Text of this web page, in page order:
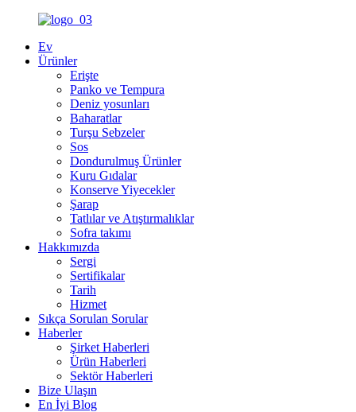
Ev
Ürünler
Erişte
Panko ve Tempura
Deniz yosunları
Baharatlar
Turşu Sebzeler
Sos
Dondurulmuş Ürünler
Kuru Gıdalar
Konserve Yiyecekler
Şarap
Tatlılar ve Atıştırmalıklar
Sofra takımı
Hakkımızda
Sergi
Sertifikalar
Tarih
Hizmet
Sıkça Sorulan Sorular
Haberler
Şirket Haberleri
Ürün Haberleri
Sektör Haberleri
Bize Ulaşın
En İyi Blog